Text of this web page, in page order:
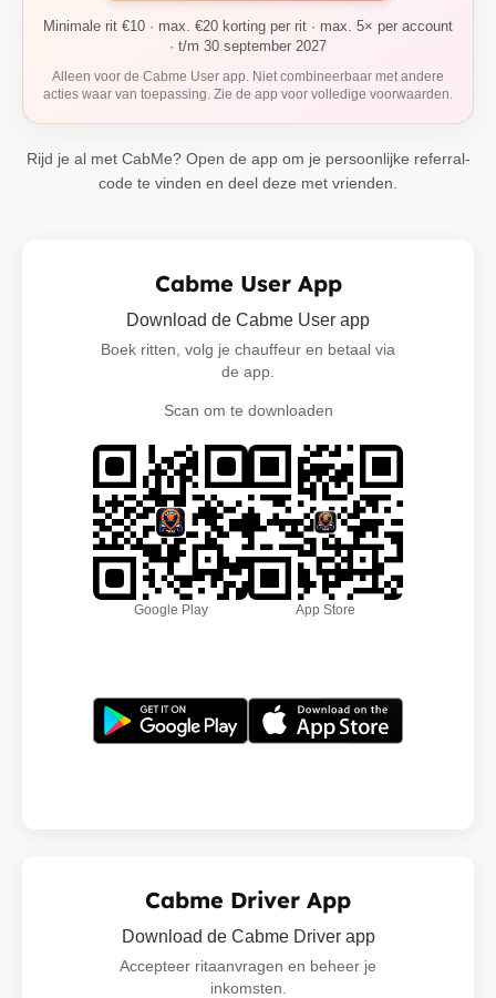
Minimale rit €10 · max. €20 korting per rit · max. 5× per account
· t/m 30 september 2027
Alleen voor de Cabme User app. Niet combineerbaar met andere
acties waar van toepassing. Zie de app voor volledige voorwaarden.
Rijd je al met CabMe? Open de app om je persoonlijke referral-
code te vinden en deel deze met vrienden.
Cabme User App
Download de Cabme User app
Boek ritten, volg je chauffeur en betaal via
de app.
Scan om te downloaden
Google Play App Store
Cabme Driver App
Download de Cabme Driver app
Accepteer ritaanvragen en beheer je
inkomsten.